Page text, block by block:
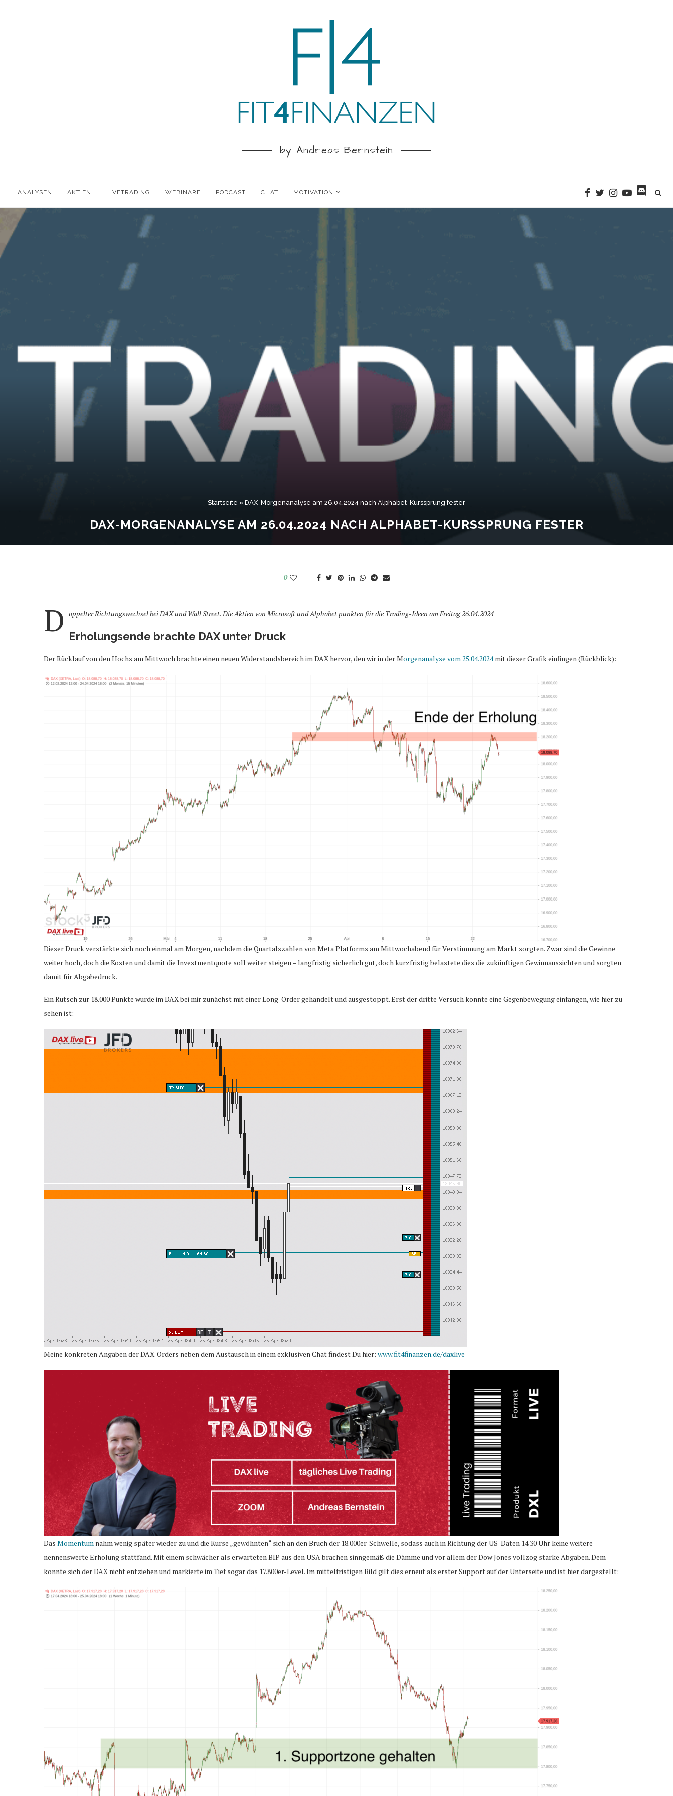
by Andreas Bernstein
ANALYSEN AKTIEN LIVETRADING WEBINARE PODCAST CHAT MOTIVATION
Startseite » DAX-Morgenanalyse am 26.04.2024 nach Alphabet-Kurssprung fester
DAX-MORGENANALYSE AM 26.04.2024 NACH ALPHABET-KURSSPRUNG FESTER
0
D oppelter Richtungswechsel bei DAX und Wall Street. Die Aktien von Microsoft und Alphabet punkten für die Trading-Ideen am Freitag 26.04.2024
Erholungsende brachte DAX unter Druck
Der Rücklauf von den Hochs am Mittwoch brachte einen neuen Widerstandsbereich im DAX hervor, den wir in der Morgenanalyse vom 25.04.2024mit dieser Grafik einfingen (Rückblick):
Dieser Druck verstärkte sich noch einmal am Morgen, nachdem die Quartalszahlen von Meta Platforms am Mittwochabend für Verstimmung am Markt sorgten. Zwar sind die Gewinne
weiter hoch, doch die Kosten und damit die Investmentquote soll weiter steigen – langfristig sicherlich gut, doch kurzfristig belastete dies die zukünftigen Gewinnaussichten und sorgten
damit für Abgabedruck.
Ein Rutsch zur 18.000 Punkte wurde im DAX bei mir zunächst mit einer Long-Order gehandelt und ausgestoppt. Erst der dritte Versuch konnte eine Gegenbewegung einfangen, wie hier zu
sehen ist:
Meine konkreten Angaben der DAX-Orders neben dem Austausch in einem exklusiven Chat findest Du hier: www.fit4finanzen.de/daxlive
Das Momentum nahm wenig später wieder zu und die Kurse „gewöhnten“ sich an den Bruch der 18.000er-Schwelle, sodass auch in Richtung der US-Daten 14.30 Uhr keine weitere
nennenswerte Erholung stattfand. Mit einem schwächer als erwarteten BIP aus den USA brachen sinngemäß die Dämme und vor allem der Dow Jones vollzog starke Abgaben. Dem
konnte sich der DAX nicht entziehen und markierte im Tief sogar das 17.800er-Level. Im mittelfristigen Bild gilt dies erneut als erster Support auf der Unterseite und ist hier dargestellt: